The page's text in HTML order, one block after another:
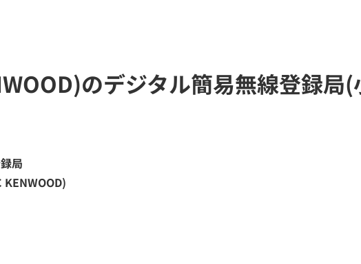
のデジタル簡易無線登録局
局